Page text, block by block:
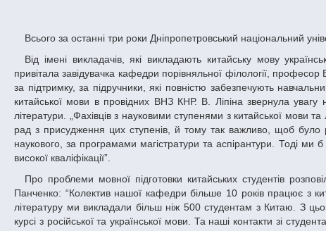
Всього за останні три роки Дніпропетровський національний
Від імені викладачів, які викладають китайську мову українським студентам, та студентів відділення китайської філології високих гостей
привітала завідувачка кафедри порівняльної філології,
за підтримку, за підручники, які повністю забезпечують
китайської мови в провідних ВНЗ КНР. В. Ліпіна звернула
літератури. „Фахівців з науковими ступенями з китайської мови
рад з присудження цих ступенів, й тому так важливо, щоб було
наукового, за програмами магістратури та аспірантури. Тоді ми
високої кваліфікації”.
Про проблеми мовної підготовки китайських студентів розповіла завідувачка кафедри лінгвістичної підготовки іноземців, професор Олена
Панченко: “Колектив нашої кафедри більше 10 років працює з
літературу ми викладали більш ніж 500 студентам з Китаю. З
курсі з російської та української мови. Та наші контакти зі